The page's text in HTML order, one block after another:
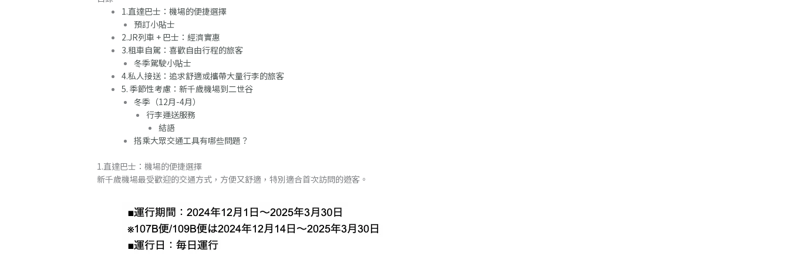
1.直達巴士：機場的便捷選擇
預訂小貼士
2.JR列車 + 巴士：經濟實惠
3.租車自駕：喜歡自由行程的旅客
冬季駕駛小貼士
4.私人接送：追求舒適或攜帶大量行李的旅客
5. 季節性考慮：新千歲機場到二世谷
冬季（12月-4月）
行李運送服務
結語
搭乘大眾交通工具有哪些問題？
1.直達巴士：機場的便捷選擇
新千歲機場最受歡迎的交通方式，方便又舒適，特別適合首次訪問的遊客。